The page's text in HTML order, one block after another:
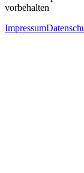
vorbehalten
Impressum